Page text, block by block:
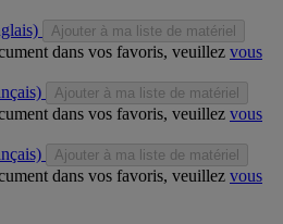
Ajouter à ma liste de matériel
dans vos favoris, veuillez vous
Ajouter à ma liste de matériel
dans vos favoris, veuillez vous
Ajouter à ma liste de matériel
dans vos favoris, veuillez vous